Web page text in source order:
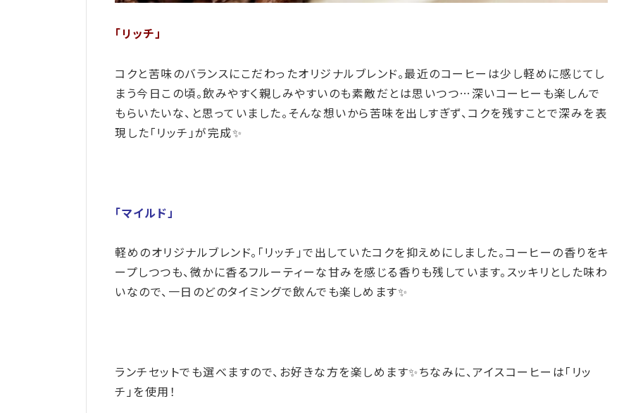
「リッチ」
コクと苦味のバランスにこだわったオリジナルブレンド。最近のコーヒーは少し軽めに感じてし
まう今日この頃。飲みやすく親しみやすいのも素敵だとは思いつつ…深いコーヒーも楽しんで
もらいたいな、と思っていました。そんな想いから苦味を出しすぎず、コクを残すことで深みを表
現した「リッチ」が完成✨
「マイルド」
軽めのオリジナルブレンド。「リッチ」で出していたコクを抑えめにしました。コーヒーの香りをキ
ープしつつも、微かに香るフルーティーな甘みを感じる香りも残しています。スッキリとした味わ
いなので、一日のどのタイミングで飲んでも楽しめます✨
ランチセットでも選べますので、お好きな方を楽しめます✨ちなみに、アイスコーヒーは「リッ
チ」を使用！